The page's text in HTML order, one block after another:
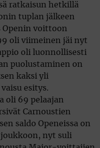
ratkaisun hetkillä
tuplan jälkeen
Openin voittoon
oli viimeinen jäi nyt
oli luonnollisesti
puolustaminen on
kaksi yli
esitys.
oli 69 pelaajan
Carnoustien
saldo Openeissa on
nyt suli